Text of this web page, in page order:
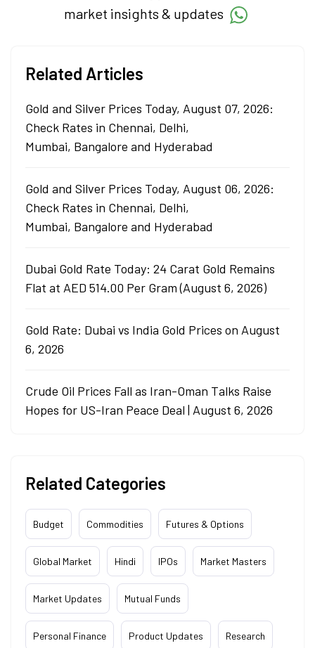
market insights & updates
Related Articles
Gold and Silver Prices Today, August 07, 2026:
Check Rates in Chennai, Delhi,
Mumbai, Bangalore and Hyderabad
Gold and Silver Prices Today, August 06, 2026:
Check Rates in Chennai, Delhi,
Mumbai, Bangalore and Hyderabad
Dubai Gold Rate Today: 24 Carat Gold Remains
Flat at AED 514.00 Per Gram (August 6, 2026)
Gold Rate: Dubai vs India Gold Prices on August
6, 2026
Crude Oil Prices Fall as Iran-Oman Talks Raise
Hopes for US-Iran Peace Deal | August 6, 2026
Related Categories
Budget Commodities Futures & Options
Global Market Hindi IPOs Market Masters
Market Updates Mutual Funds
Personal Finance Product Updates Research